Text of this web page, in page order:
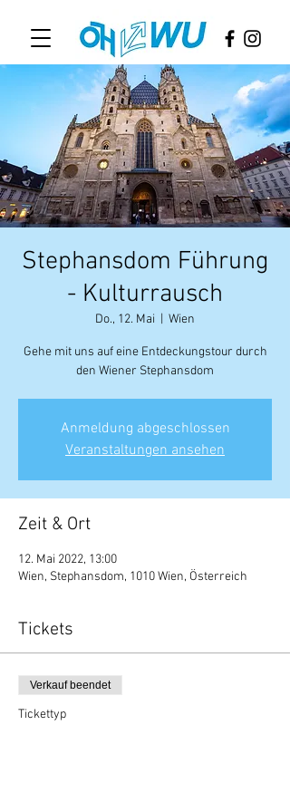
Stephansdom Führung
- Kulturrausch
Do., 12. Mai Wien
Gehe mit uns auf eine Entdeckungstour durch
den Wiener Stephansdom
Anmeldung abgeschlossen
Veranstaltungen ansehen
Zeit & Ort
12. Mai 2022, 13:00
Wien, Stephansdom, 1010 Wien, Österreich
Tickets
Verkauf beendet
Tickettyp